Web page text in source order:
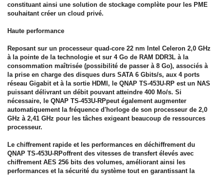
constituant ainsi une solution de stockage complète pour les PME
souhaitant créer un cloud privé.
Haute performance
Reposant sur un processeur quad-core 22 nm Intel Celeron 2,0 GHz
à la pointe de la technologie et sur 4 Go de RAM DDR3L à la
consommation maîtrisée (possibilité de passer à 8 Go), associés à
la prise en charge des disques durs SATA 6 Gbits/s, aux 4 ports
réseau Gigabit et à la sortie HDMI, le QNAP TS-453U-RP est un NAS
puissant délivrant un débit pouvant atteindre 400 Mo/s. Si
nécessaire, le QNAP TS-453U-RPpeut également augmenter
automatiquement la fréquence d'horloge de son processeur de 2,0
GHz à 2,41 GHz pour les tâches exigeant beaucoup de ressources
processeur.
Le chiffrement rapide et les performances en déchiffrement du
QNAP TS-453U-RPoffrent des vitesses de transfert élevés avec
chiffrement AES 256 bits des volumes, améliorant ainsi les
performances et la sécurité du système tout en garantissant la